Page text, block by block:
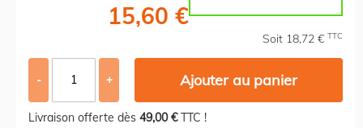
15,60 €
Soit 18,72 € TTC
- + Ajouter au panier
Livraison offerte dès 49,00 €TTC !